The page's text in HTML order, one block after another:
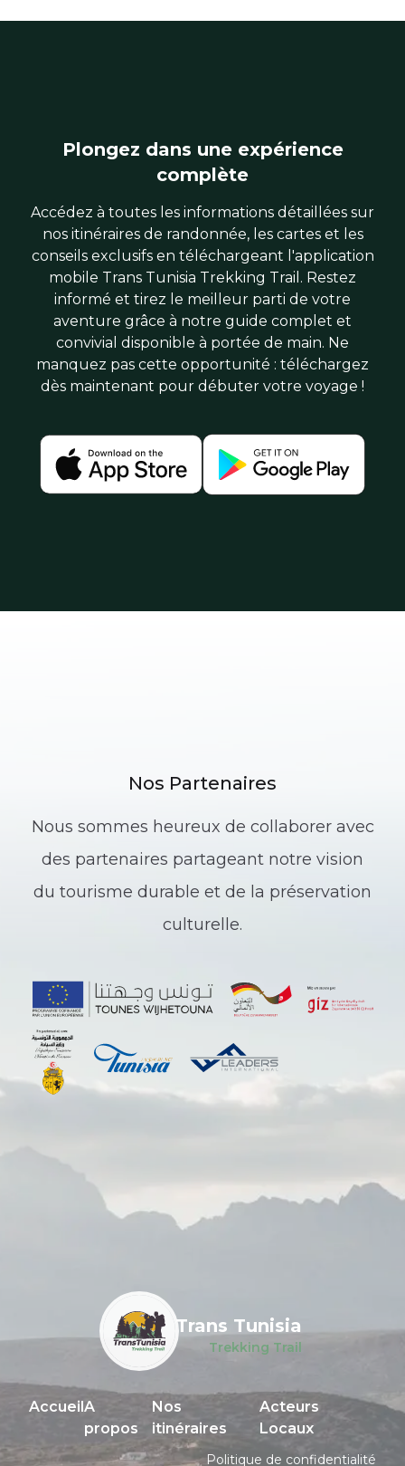
Plongez dans une expérience
complète
Accédez à toutes les informations détaillées sur
nos itinéraires de randonnée, les cartes et les
conseils exclusifs en téléchargeant l'application
mobile Trans Tunisia Trekking Trail. Restez
informé et tirez le meilleur parti de votre
aventure grâce à notre guide complet et
convivial disponible à portée de main. Ne
manquez pas cette opportunité : téléchargez
dès maintenant pour débuter votre voyage !
Nos Partenaires
Nous sommes heureux de collaborer avec
des partenaires partageant notre vision
du tourisme durable et de la préservation
culturelle.
Trans Tunisia
Trekking Trail
Accueil A
propos
Nos
itinéraires
Acteurs
Locaux
Politique de confidentialité